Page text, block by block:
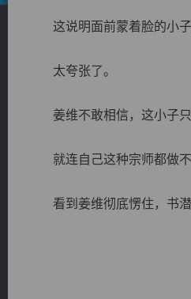
这说明面前蒙着脸的小子
太夸张了。
姜维不敢相信，这小子只
就连自己这种宗师都做
看到姜维彻底愣住，书潜